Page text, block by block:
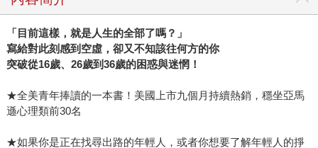
「目前這樣，就是人生的全部了嗎？」
寫給對此刻感到空虛，卻又不知該往何方的你
突破從16歲、26歲到36歲的困惑與迷惘！
★全美青年捧讀的一本書！美國上市九個月持續熱銷，穩坐亞馬
遜心理類前30名
★如果你是正在找尋出路的年輕人，或者你想要了解年輕人的掙